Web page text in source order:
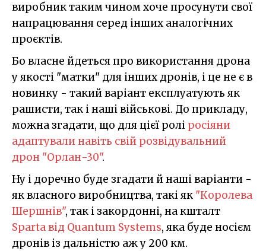
виробник таким чином хоче просунути свої
напрацювання серед інших аналогічних
проєктів.
Бо власне йдеться про використання дрона
у якості "матки" для інших дронів, і це не є в
новинку - такий варіант експлуатують як
рашисти, так і наші військові. До прикладу,
можна згадати, що для цієї ролі росіяни
адаптували навіть свій розвідувальний
дрон "Орлан-30".
Ну і доречно буде згадати й наші варіанти -
як власного виробництва, такі як "Королева
Шершнів", так і закордонні, на кшталт
Sparta від Quantum Systems, яка буде носієм
дронів із дальністю аж у 200 км.